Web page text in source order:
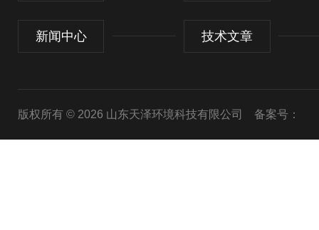
新闻中心 技术文章
版权所有 © 2026 山东天泽环境科技有限公司 备案号：